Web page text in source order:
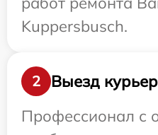
Kuppersbusch.
2
Выезд
Профессионал с